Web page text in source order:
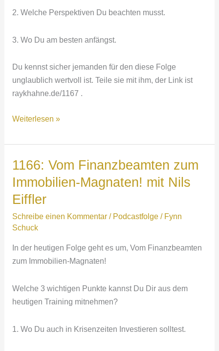
2. Welche Perspektiven Du beachten musst.
3. Wo Du am besten anfängst.
Du kennst sicher jemanden für den diese Folge
unglaublich wertvoll ist. Teile sie mit ihm, der Link ist
raykhahne.de/1167 .
1167:
im
Valley
So
Du
in
Deinem
Weiterlesen »
1166: Vom Finanzbeamten zum
Immobilien-Magnaten! mit Nils
Eiffler
Schreibe einen Kommentar / Podcastfolge / Fynn
Schuck
In der heutigen Folge geht es um, Vom Finanzbeamten
zum Immobilien-Magnaten!
Welche 3 wichtigen Punkte kannst Du Dir aus dem
heutigen Training mitnehmen?
1. Wo Du auch in Krisenzeiten Investieren solltest.